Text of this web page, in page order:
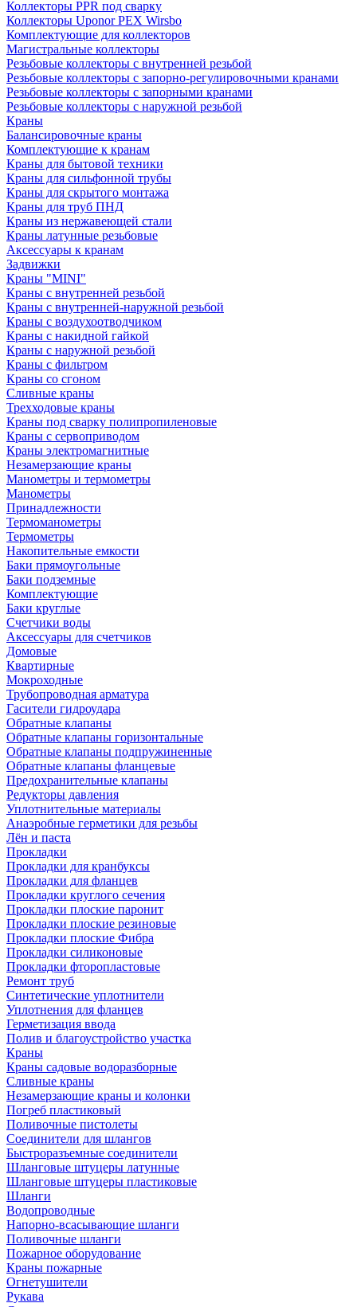
Коллекторы PPR под сварку
Коллекторы Uponor PEX Wirsbo
Комплектующие для коллекторов
Магистральные коллекторы
Резьбовые коллекторы с внутренней резьбой
Резьбовые коллекторы с запорно-регулировочными кранами
Резьбовые коллекторы с запорными кранами
Резьбовые коллекторы с наружной резьбой
Краны
Балансировочные краны
Комплектующие к кранам
Краны для бытовой техники
Краны для сильфонной трубы
Краны для скрытого монтажа
Краны для труб ПНД
Краны из нержавеющей стали
Краны латунные резьбовые
Аксессуары к кранам
Задвижки
Краны "MINI"
Краны с внутренней резьбой
Краны с внутренней-наружной резьбой
Краны с воздухоотводчиком
Краны с накидной гайкой
Краны с наружной резьбой
Краны с фильтром
Краны со сгоном
Сливные краны
Трехходовые краны
Краны под сварку полипропиленовые
Краны с сервоприводом
Краны электромагнитные
Незамерзающие краны
Манометры и термометры
Манометры
Принадлежности
Термоманометры
Термометры
Накопительные емкости
Баки прямоугольные
Баки подземные
Комплектующие
Баки круглые
Счетчики воды
Аксессуары для счетчиков
Домовые
Квартирные
Мокроходные
Трубопроводная арматура
Гасители гидроудара
Обратные клапаны
Обратные клапаны горизонтальные
Обратные клапаны подпружиненные
Обратные клапаны фланцевые
Предохранительные клапаны
Редукторы давления
Уплотнительные материалы
Анаэробные герметики для резьбы
Лён и паста
Прокладки
Прокладки для кранбуксы
Прокладки для фланцев
Прокладки круглого сечения
Прокладки плоские паронит
Прокладки плоские резиновые
Прокладки плоские Фибра
Прокладки силиконовые
Прокладки фторопластовые
Ремонт труб
Синтетические уплотнители
Уплотнения для фланцев
Герметизация ввода
Полив и благоустройство участка
Краны
Краны садовые водоразборные
Сливные краны
Незамерзающие краны и колонки
Погреб пластиковый
Поливочные пистолеты
Соединители для шлангов
Быстроразъемные соединители
Шланговые штуцеры латунные
Шланговые штуцеры пластиковые
Шланги
Водопроводные
Напорно-всасывающие шланги
Поливочные шланги
Пожарное оборудование
Краны пожарные
Огнетушители
Рукава